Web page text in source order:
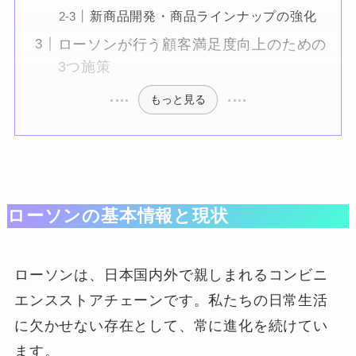
新商品開発・商品ラインナップの強化
ローソンが行う顧客満足度向上のための
3つ施策
もっと見る
ローソンの基本情報と現状
ローソンは、日本国内外で親しまれるコンビニ
エンスストアチェーンです。私たちの日常生活
に欠かせない存在として、常に進化を続けてい
ます。